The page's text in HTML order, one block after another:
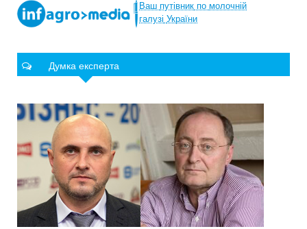
Ваш путівник по молочній
галузі України
Думка експерта